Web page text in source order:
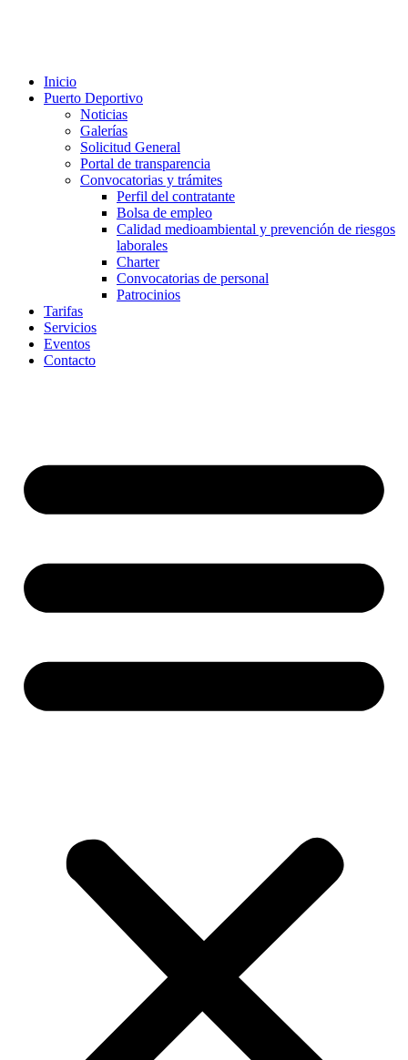
Inicio
Puerto Deportivo
Noticias
Galerías
Solicitud General
Portal de transparencia
Convocatorias y trámites
Perfil del contratante
Bolsa de empleo
Calidad medioambiental y prevención de riesgos
laborales
Charter
Convocatorias de personal
Patrocinios
Tarifas
Servicios
Eventos
Contacto